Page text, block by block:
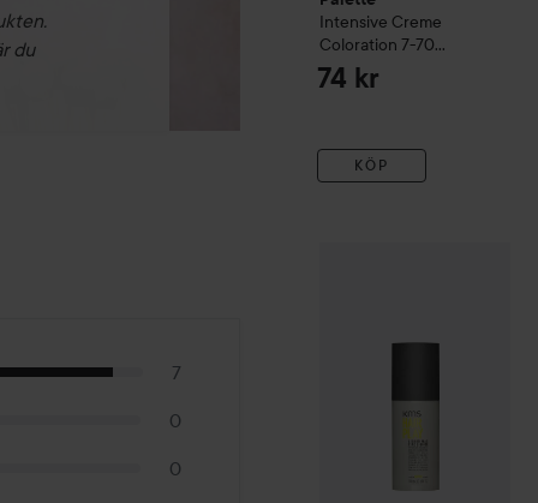
du
7
0
0
Intensive Creme
Coloration 7-70
Terracotta Medium
Blonde
74 kr
KÖP